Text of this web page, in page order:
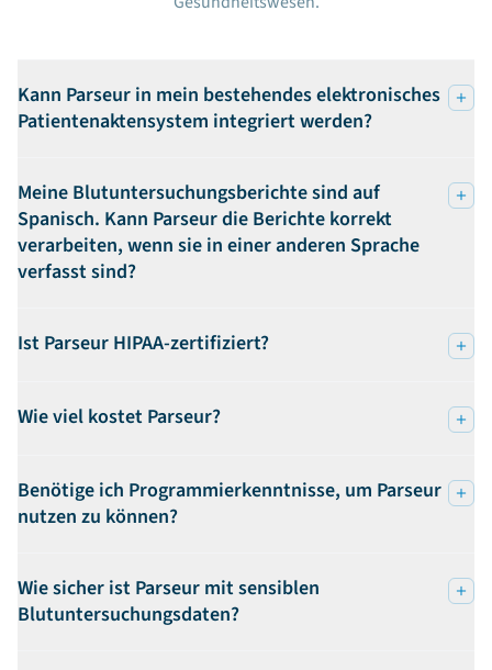
Kann Parseur in mein bestehendes elektronisches
Patientenaktensystem integriert werden?
Meine Blutuntersuchungsberichte sind auf
Spanisch. Kann Parseur die Berichte korrekt
verarbeiten, wenn sie in einer anderen Sprache
verfasst sind?
Ist Parseur HIPAA-zertifiziert?
Wie viel kostet Parseur?
Benötige ich Programmierkenntnisse, um Parseur
nutzen zu können?
Wie sicher ist Parseur mit sensiblen
Blutuntersuchungsdaten?